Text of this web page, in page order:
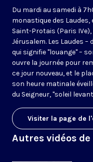
Du mardi au samedi à
monastique des Laudes,
Saint-Protais (Paris
Jérusalem. Les Laudes
qui signifie "louange" –
ouvre la journée pour
ce jour nouveau, et le
son heure matinale
du Seigneur, "soleil
Visiter la page de
Autres vidéos